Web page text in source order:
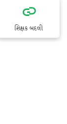
શિક્ષક બદલી